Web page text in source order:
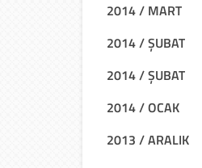
2014 / MART
2014 / ŞUBAT
2014 / ŞUBAT
2014 / OCAK
2013 / ARALIK